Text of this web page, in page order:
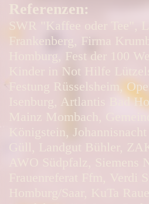
Referenzen:
SWR "Kaffee oder Tee",
Frankenberg, Firma
Homburg, Fest der 100
Kinder in Not Hilfe
Festung Rüsselsheim,
Isenburg, Artlantis Bad
Mainz Mombach,
Königstein,
Güll, Landgut Bühler,
AWO Südpfalz, Siemens
Frauenreferat Ffm, Verdi
Homburg/Saar, KuTa